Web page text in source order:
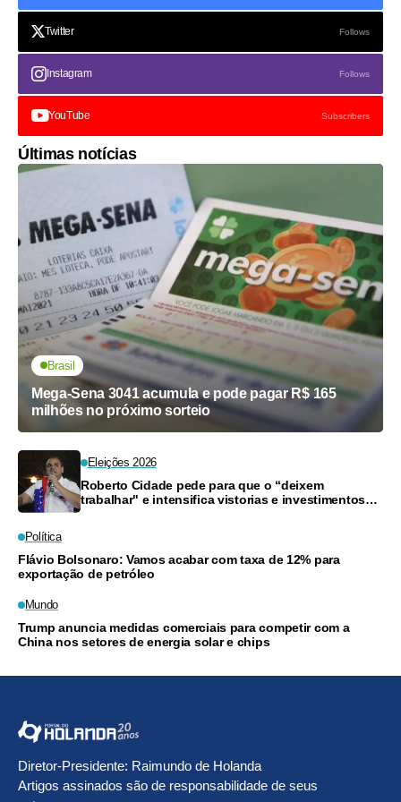
Twitter Follows
Instagram Follows
YouTube Subscribers
Últimas notícias
Brasil
Mega-Sena 3041 acumula e pode pagar R$ 165
milhões no próximo sorteio
Eleições 2026
Roberto Cidade pede para que o “deixem
trabalhar" e intensifica vistorias e investimentos
Política
Flávio Bolsonaro: Vamos acabar com taxa de 12% para
exportação de petróleo
Mundo
Trump anuncia medidas comerciais para competir com a
China nos setores de energia solar e chips
Diretor-Presidente: Raimundo de Holanda
Artigos assinados são de responsabilidade de seus